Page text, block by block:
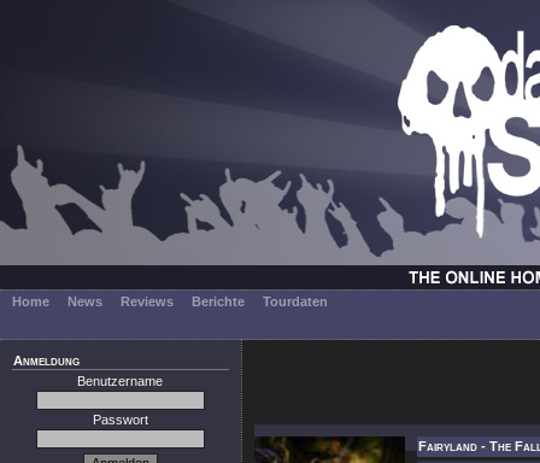
Home News Reviews Berichte Tourdaten
Anmeldung
Benutzername
Passwort
Fairyland - The